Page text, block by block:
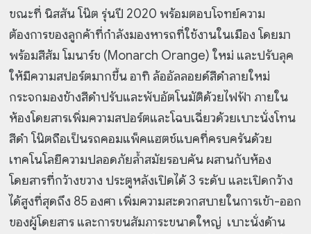
ขณะที่ นิสสัน โน๊ต รุ่นปี 2020 พร้อมตอบโจทย์ความ
ต้องการของลูกค้าที่กำลังมองหารถที่ใช้งานในเมือง โดยมา
พร้อมสีส้ม โมนาร์ช (Monarch Orange) ใหม่ และปรับลุค
ให้มีความสปอร์ตมากขึ้น อาทิ ล้ออัลลอยด์สีดำลายใหม่
กระจกมองข้างสีดำปรับและพับอัตโนมัติด้วยไฟฟ้า ภายใน
ห้องโดยสารเพิ่มความสปอร์ตและโฉบเฉี่ยวด้วยเบาะนั่งโทน
สีดำ โน๊ตถือเป็นรถคอมแพ็คแฮตช์แบคที่ครบครันด้วย
เทคโนโลยีความปลอดภัยล้ำสมัยรอบคัน ผสานกับห้อง
โดยสารที่กว้างขวาง ประตูหลังเปิดได้ 3 ระดับ และเปิดกว้าง
ได้สูงที่สุดถึง 85 องศา เพิ่มความสะดวกสบายในการเข้า-ออก
ของผู้โดยสาร และการขนสัมภาระขนาดใหญ่ เบาะนั่งด้าน